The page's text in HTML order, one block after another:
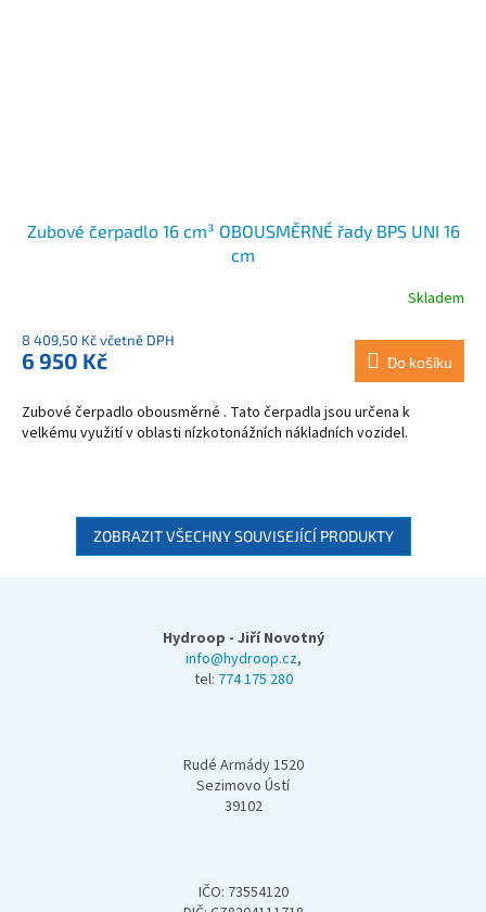
Zubové čerpadlo 16 cm³ OBOUSMĚRNÉ řady BPS UNI 16
cm
Skladem
8 409,50 Kč včetně DPH
6 950 Kč Do košíku
Zubové čerpadlo obousměrné . Tato čerpadla jsou určena k
velkému využití v oblasti nízkotonážních nákladních vozidel.
ZOBRAZIT VŠECHNY SOUVISEJÍCÍ PRODUKTY
Hydroop - Jiří Novotný
info@hydroop.cz,
tel: 774 175 280
Rudé Armády 1520
Sezimovo Ústí
39102
IČO: 73554120